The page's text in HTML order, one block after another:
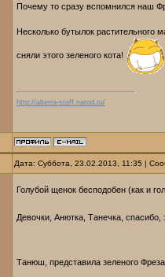
Почему то сразу вспомнился наш
Несколько бутылок
сняли этого зеленого кота!
http://alterra-staff.narod.ru/
Дата: Суббота, 23.02.2013, 11:35 |
Голубой щенок бесподобен (как и
Девочки, Анютка, Танечка,
Танюш, представила зеленого